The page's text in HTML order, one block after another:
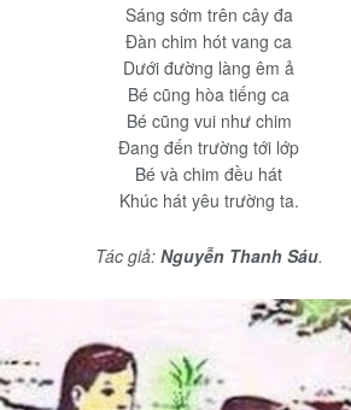
Sáng sớm trên cây đa
Đàn chim hót vang ca
Dưới đường làng êm ả
Bé cũng hòa tiếng ca
Bé cũng vui như chim
Đang đến trường tới lớp
Bé và chim đều hát
Khúc hát yêu trường ta.
Tác giả: Nguyễn Thanh Sáu.